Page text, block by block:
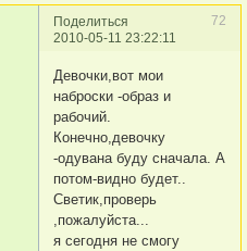
Поделиться
72
2010-05-11 23:22:11
Девочки,вот мои
наброски -образ и
рабочий.
Конечно,девочку
-одувана буду сначала. А
потом-видно будет..
Светик,проверь
,пожалуйста...
я сегодня не смогу